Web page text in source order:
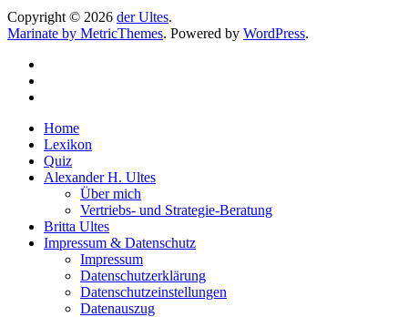
Copyright © 2026 der Ultes.
Marinate by MetricThemes. Powered by WordPress.
Home
Lexikon
Quiz
Alexander H. Ultes
Über mich
Vertriebs- und Strategie-Beratung
Britta Ultes
Impressum & Datenschutz
Impressum
Datenschutzerklärung
Datenschutzeinstellungen
Datenauszug